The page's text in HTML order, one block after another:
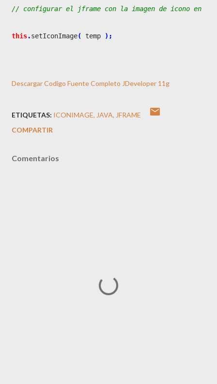
// configurar el jframe con la imagen de icono en
this.setIconImage( temp ) ;
Descargar Codigo Fuente Completo JDeveloper 11g
ETIQUETAS: ICONIMAGE JAVA JFRAME
COMPARTIR
Comentarios